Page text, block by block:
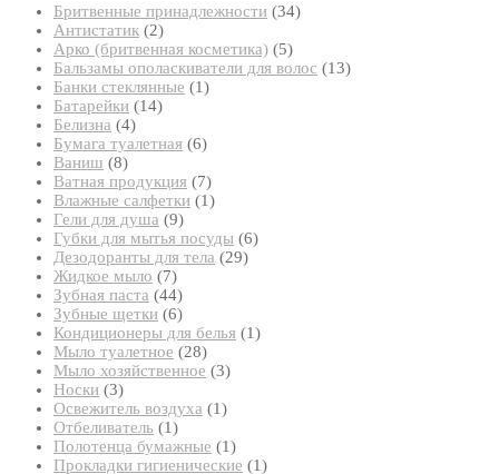
Бритвенные принадлежности 3434
Антистатик 22
товара
Арко (бритвенная косметика) 55
товаров
Бальзамы ополаскиватели для волос 1313
Банки стеклянные 11
Батарейки 1414
Белизна 44
товара
Бумага туалетная 66
Ваниш 88
товаров
Ватная продукция 77
товаров
Влажные салфетки 11
Гели для душа 99
товаров
Губки для мытья посуды 66
Дезодоранты для тела 2929
Жидкое мыло 77
товаров
Зубная паста 4444
товара
Зубные щетки 66
товаров
Кондиционеры для белья 11
Мыло туалетное 2828
товаров
Мыло хозяйственное 33
Носки 33
товара
Освежитель воздуха 11
Отбеливатель 11
товар
Полотенца бумажные 11
товар
Прокладки гигиенические 11